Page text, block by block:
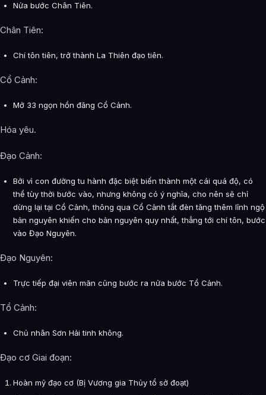
Nửa bước Chân Tiên.
Chân Tiên:
Chí tôn tiên, trở thành La Thiên đạo tiên.
Cổ Cảnh:
Mở 33 ngọn hồn đăng Cổ Cảnh.
Hóa yêu.
Đạo Cảnh:
Bởi vì con đường tu hành đặc biệt biến thành một cái quá độ, có
thể tùy thời bước vào, nhưng không có ý nghĩa, cho nên sẽ chỉ
dừng lại tại Cổ Cảnh, thông qua Cổ Cảnh tắt đèn tăng thêm lĩnh ngộ
bản nguyên khiến cho bản nguyên quy nhất, thẳng tới chí tôn, bước
vào Đạo Nguyên.
Đạo Nguyên:
Trực tiếp đại viên mãn cũng bước ra nửa bước Tổ Cảnh.
Tổ Cảnh:
Chủ nhân Sơn Hải tinh không.
Đạo cơ Giai đoạn:
Hoàn mỹ đạo cơ (Bị Vương gia Thủy tổ sở đoạt)